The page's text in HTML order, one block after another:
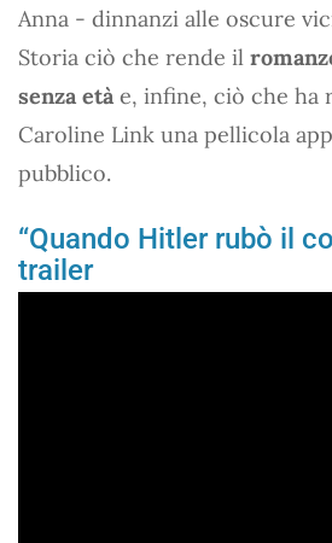
Anna - dinnanzi alle oscure
Storia ciò che rende il
senza età e, infine, ciò che ha
Caroline Link una pellicola
pubblico.
“Quando Hitler rubò il
trailer